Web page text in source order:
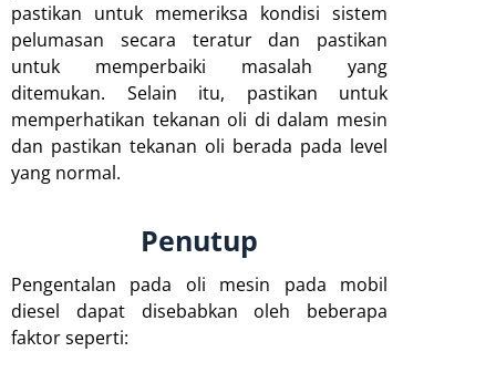
pastikan untuk memeriksa kondisi sistem
pelumasan secara teratur dan pastikan
untuk memperbaiki masalah yang
ditemukan. Selain itu, pastikan untuk
memperhatikan tekanan oli di dalam mesin
dan pastikan tekanan oli berada pada level
yang normal.
Penutup
Pengentalan pada oli mesin pada mobil
diesel dapat disebabkan oleh beberapa
faktor seperti: